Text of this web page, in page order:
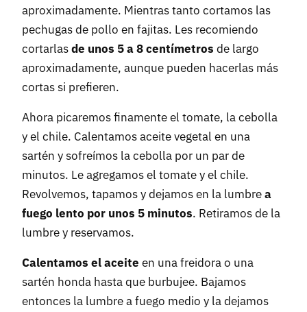
aproximadamente. Mientras tanto cortamos las
pechugas de pollo en fajitas. Les recomiendo
cortarlasde unos 5 a 8 centímetros de largo
aproximadamente, aunque pueden hacerlas más
cortas si prefieren.
Ahora picaremos finamente el tomate, la cebolla
y el chile. Calentamos aceite vegetal en una
sartén y sofreímos la cebolla por un par de
minutos. Le agregamos el tomate y el chile.
Revolvemos, tapamos y dejamos en la lumbrea
fuego lento por unos 5 minutos. Retiramos de la
lumbre y reservamos.
Calentamos el aceite en una freidora o una
sartén honda hasta que burbujee. Bajamos
entonces la lumbre a fuego medio y la dejamos